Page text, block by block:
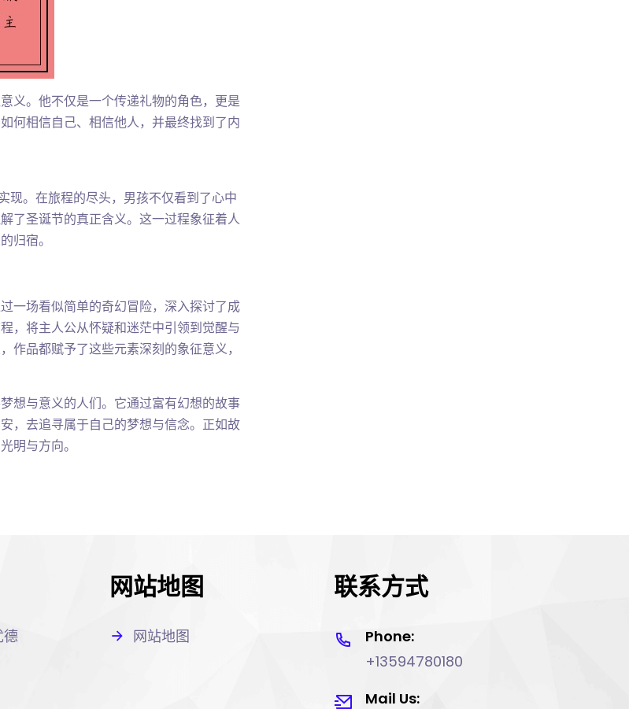
义。他不仅是一个传递礼物的角色，更是
何相信自己、相信他人，并最终找到了内
。在旅程的尽头，男孩不仅看到了心中
了圣诞节的真正含义。这一过程象征着人
归宿。
一场看似简单的奇幻冒险，深入探讨了成
，将主人公从怀疑和迷茫中引领到觉醒与
作品都赋予了这些元素深刻的象征意义，
想与意义的人们。它通过富有幻想的故事
，去追寻属于自己的梦想与信念。正如故
明与方向。
网站地图
网站地图
联系方式
Phone:
+13594780180
Mail Us: